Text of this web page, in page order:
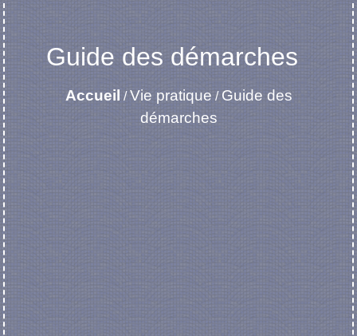
Guide des démarches
Accueil /Vie pratique / Guide des
démarches